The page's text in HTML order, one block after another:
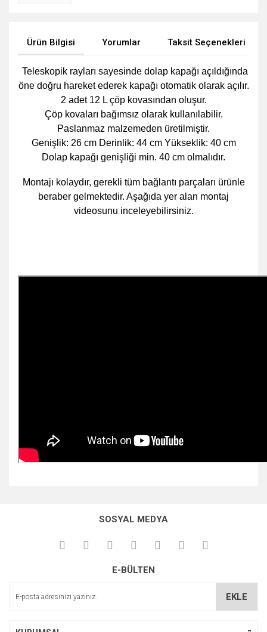
Ürün Bilgisi Yorumlar Taksit Seçenekleri
Teleskopik rayları sayesinde dolap kapağı açıldığında
öne doğru hareket ederek kapağı otomatik olarak açılır.
2 adet 12 L çöp kovasından oluşur.
Çöp kovaları bağımsız olarak kullanılabilir.
Paslanmaz malzemeden üretilmiştir.
Genişlik: 26 cm Derinlik: 44 cm Yükseklik: 40 cm
Dolap kapağı genişliği min. 40 cm olmalıdır.
Montajı kolaydır, gerekli tüm bağlantı parçaları ürünle
beraber gelmektedir. Aşağıda yer alan montaj
videosunu inceleyebilirsiniz.
kullanarak tarafımıza iletebilirsiniz.
Görüş ve önerileriniz için teşekkür ederiz.
Ürün açıklamasında eksik bilgiler bulunuyor.
SOSYAL MEDYA
E-BÜLTEN
EKLE